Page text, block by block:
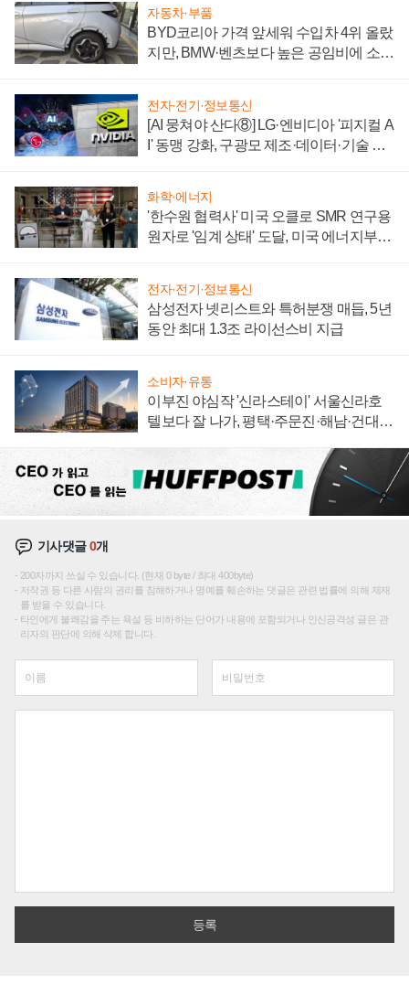
자동차·부품
BYD코리아 가격 앞세워 수입차 4위 올랐
지만, BMW·벤츠보다 높은 공임비에 소비
전자·전기·정보통신
[AI 뭉쳐야 산다⑧] LG·엔비디아 '피지컬 A
I' 동맹 강화, 구광모 제조·데이터·기술 결
화학·에너지
'한수원 협력사' 미국 오클로 SMR 연구용
원자로 '임계 상태' 도달, 미국 에너지부
전자·전기·정보통신
삼성전자 넷리스트와 특허분쟁 매듭, 5년
동안 최대 1.3조 라이선스비 지급
소비자·유통
이부진 야심작 '신라스테이' 서울신라호
텔보다 잘 나가, 평택·주문진·해남·건대로
기사댓글0개
200자까지 쓰실 수 있습니다. (현재 0 byte / 최대 400byte)
저작권 등 다른 사람의 권리를 침해하거나 명예를 훼손하는 댓글은 관련 법률에 의해 제재
를 받을 수 있습니다.
타인에게 불쾌감을 주는 욕설 등 비하하는 단어가 내용에 포함되거나 인신공격성 글은 관
리자의 판단에 의해 삭제 합니다.